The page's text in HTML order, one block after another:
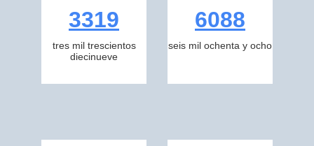
3319
tres mil trescientos
diecinueve
6088
seis mil ochenta y ocho